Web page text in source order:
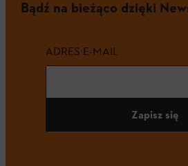
Bądź na bieżąco dzięki
ADRES E-MAIL
Zapisz się